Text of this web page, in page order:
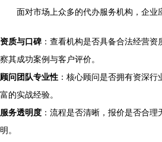
面对市场上众多的代办服务机构，企业
资质与口碑 ：查看机构是否具备合法经营
察其成功案例与客户评价。
顾问团队专业性 ：核心顾问是否拥有资深
富的实战经验。
服务透明度 ：流程是否清晰，报价是否合
明。